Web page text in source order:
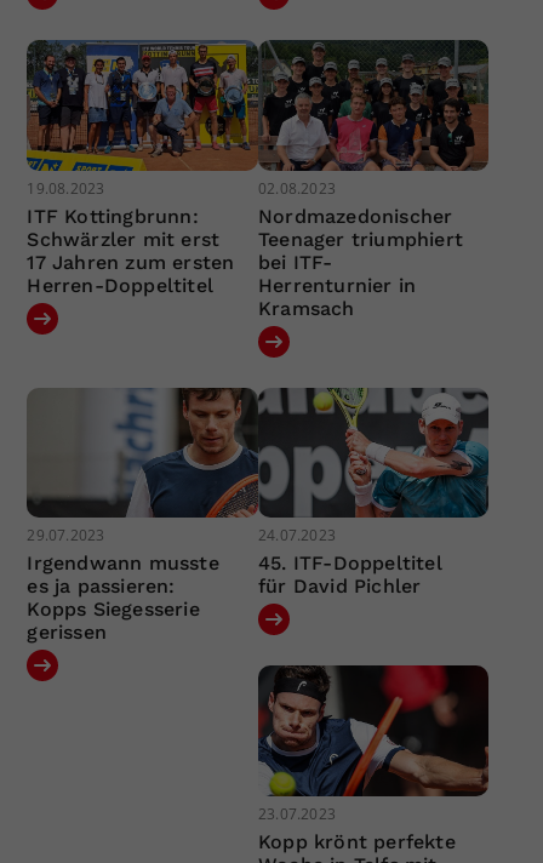
19.08.2023
ITF Kottingbrunn:
Schwärzler mit erst
17 Jahren zum ersten
Herren-Doppeltitel
02.08.2023
Nordmazedonischer
Teenager triumphiert
bei ITF-
Herrenturnier in
Kramsach
29.07.2023
Irgendwann musste
es ja passieren:
Kopps Siegesserie
gerissen
24.07.2023
45. ITF-Doppeltitel
für David Pichler
23.07.2023
Kopp krönt perfekte